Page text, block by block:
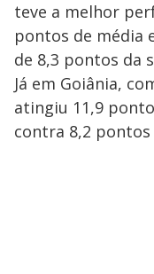
teve a melhor
pontos de média
de 8,3 pontos da
Já em Goiânia,
atingiu 11,9
contra 8,2